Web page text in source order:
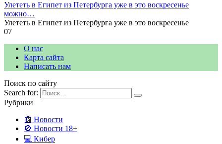
Улететь в Египет из Петербурга уже в это воскресенье
можно…
Улететь в Египет из Петербурга уже в это воскресенье
07
О нас
Карта сайта
Написать нам
Поиск по сайту
Search for:
Рубрики
📰 Новости
🚫 Новости 18+
💻 Кибер